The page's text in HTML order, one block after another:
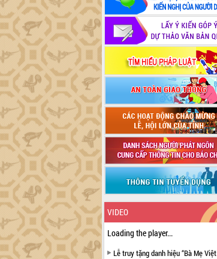
VIDEO
Loading the player...
Lễ truy tặng danh hiệu “Bà Mẹ Việt